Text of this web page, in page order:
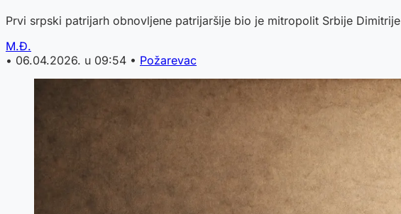
Prvi srpski patrijarh obnovljene patrijaršije bio je mitropolit Srbije Dimitrije
M.Đ.
• 06.04.2026. u 09:54 • Požarevac